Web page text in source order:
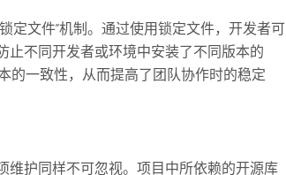
定文件”机制。通过使用锁定文件，开发者可
止不同开发者或环境中安装了不同版本的
的一致性，从而提高了团队协作时的稳定
维护同样不可忽视。项目中所依赖的开源库